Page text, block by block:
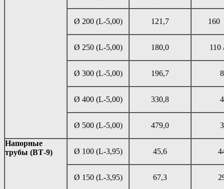
Ø 200 (L-5,00) 121,7 160
Ø 250 (L-5,00) 180,0 110
Ø 300 (L-5,00) 196,7
Ø 400 (L-5,00) 330,8
Ø 500 (L-5,00) 479,0
Напорные
трубы (ВТ-9)
Ø 100 (L-3,95) 45,6
Ø 150 (L-3,95) 67,3